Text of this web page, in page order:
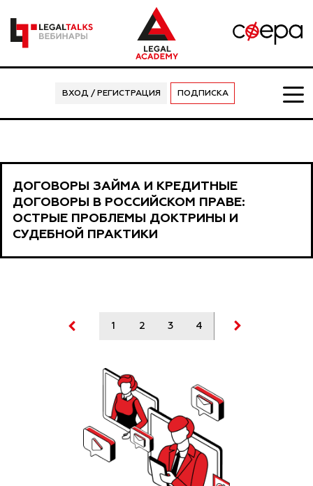
ВХОД / РЕГИСТРАЦИЯ ПОДПИСКА
ДОГОВОРЫ ЗАЙМА И КРЕДИТНЫЕ
ДОГОВОРЫ В РОССИЙСКОМ ПРАВЕ:
ОСТРЫЕ ПРОБЛЕМЫ ДОКТРИНЫ И
СУДЕБНОЙ ПРАКТИКИ
1 2 3 4